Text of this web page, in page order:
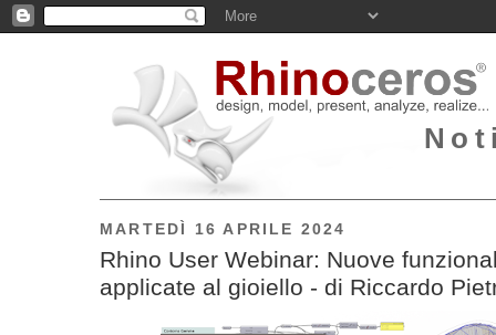
MARTEDÌ 16 APRILE 2024
Rhino User Webinar: Nuove
applicate al gioiello - di Riccardo